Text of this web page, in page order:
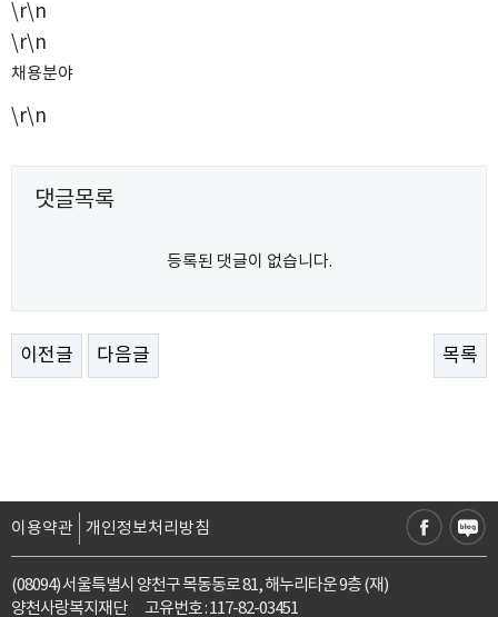
\r\n
\r\n
채용분야
\r\n
댓글목록
등록된 댓글이 없습니다.
이전글 다음글 목록
이용약관 개인정보처리방침
(08094) 서울특별시 양천구 목동동로 81, 해누리타운 9층 (재)
양천사랑복지재단 고유번호 : 117-82-03451